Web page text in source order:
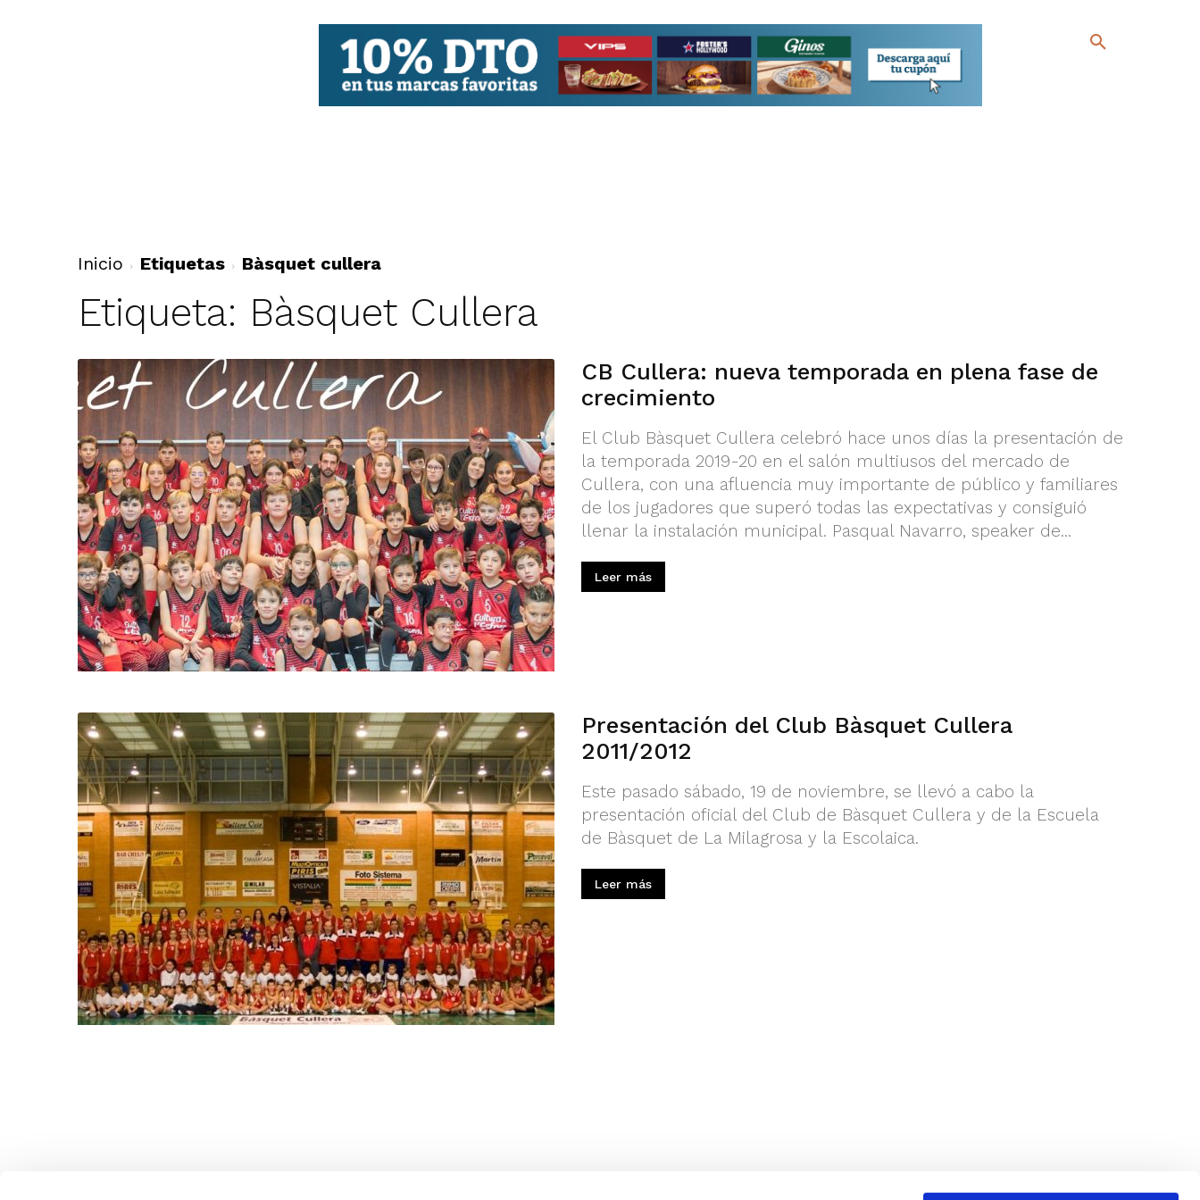
Inicio Etiquetas Bàsquet cullera
Etiqueta: Bàsquet Cullera
CB Cullera: nueva temporada en plena fase de
crecimiento
El Club Bàsquet Cullera celebró hace unos días la presentación de
la temporada 2019-20 en el salón multiusos del mercado de
Cullera, con una afluencia muy importante de público y familiares
de los jugadores que superó todas las expectativas y consiguió
llenar la instalación municipal. Pasqual Navarro, speaker de...
Leer más
Presentación del Club Bàsquet Cullera
2011/2012
Este pasado sábado, 19 de noviembre, se llevó a cabo la
presentación oficial del Club de Bàsquet Cullera y de la Escuela
de Bàsquet de La Milagrosa y la Escolaica.
Leer más